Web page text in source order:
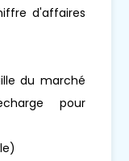
d'affaires
du marché
pour